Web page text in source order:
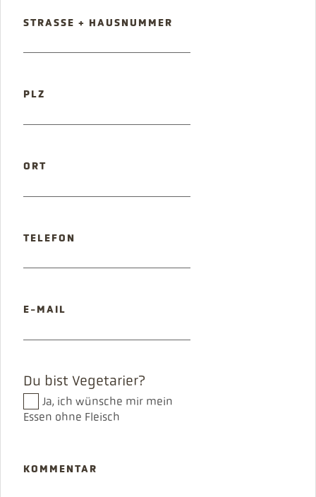
PFLICHTFELD
STRASSE + HAUSNUMMER
PFLICHTFELD
PLZ
PFLICHTFELD
ORT
TELEFON
PFLICHTFELD
E-MAIL
Du bist Vegetarier?
Ja, ich wünsche mir mein
Essen ohne Fleisch
KOMMENTAR